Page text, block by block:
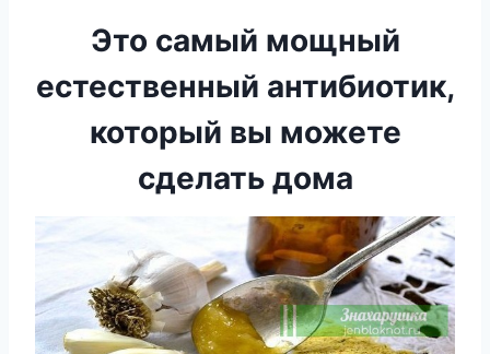
Это самый мощный
естественный антибиотик,
который вы можете
сделать дома